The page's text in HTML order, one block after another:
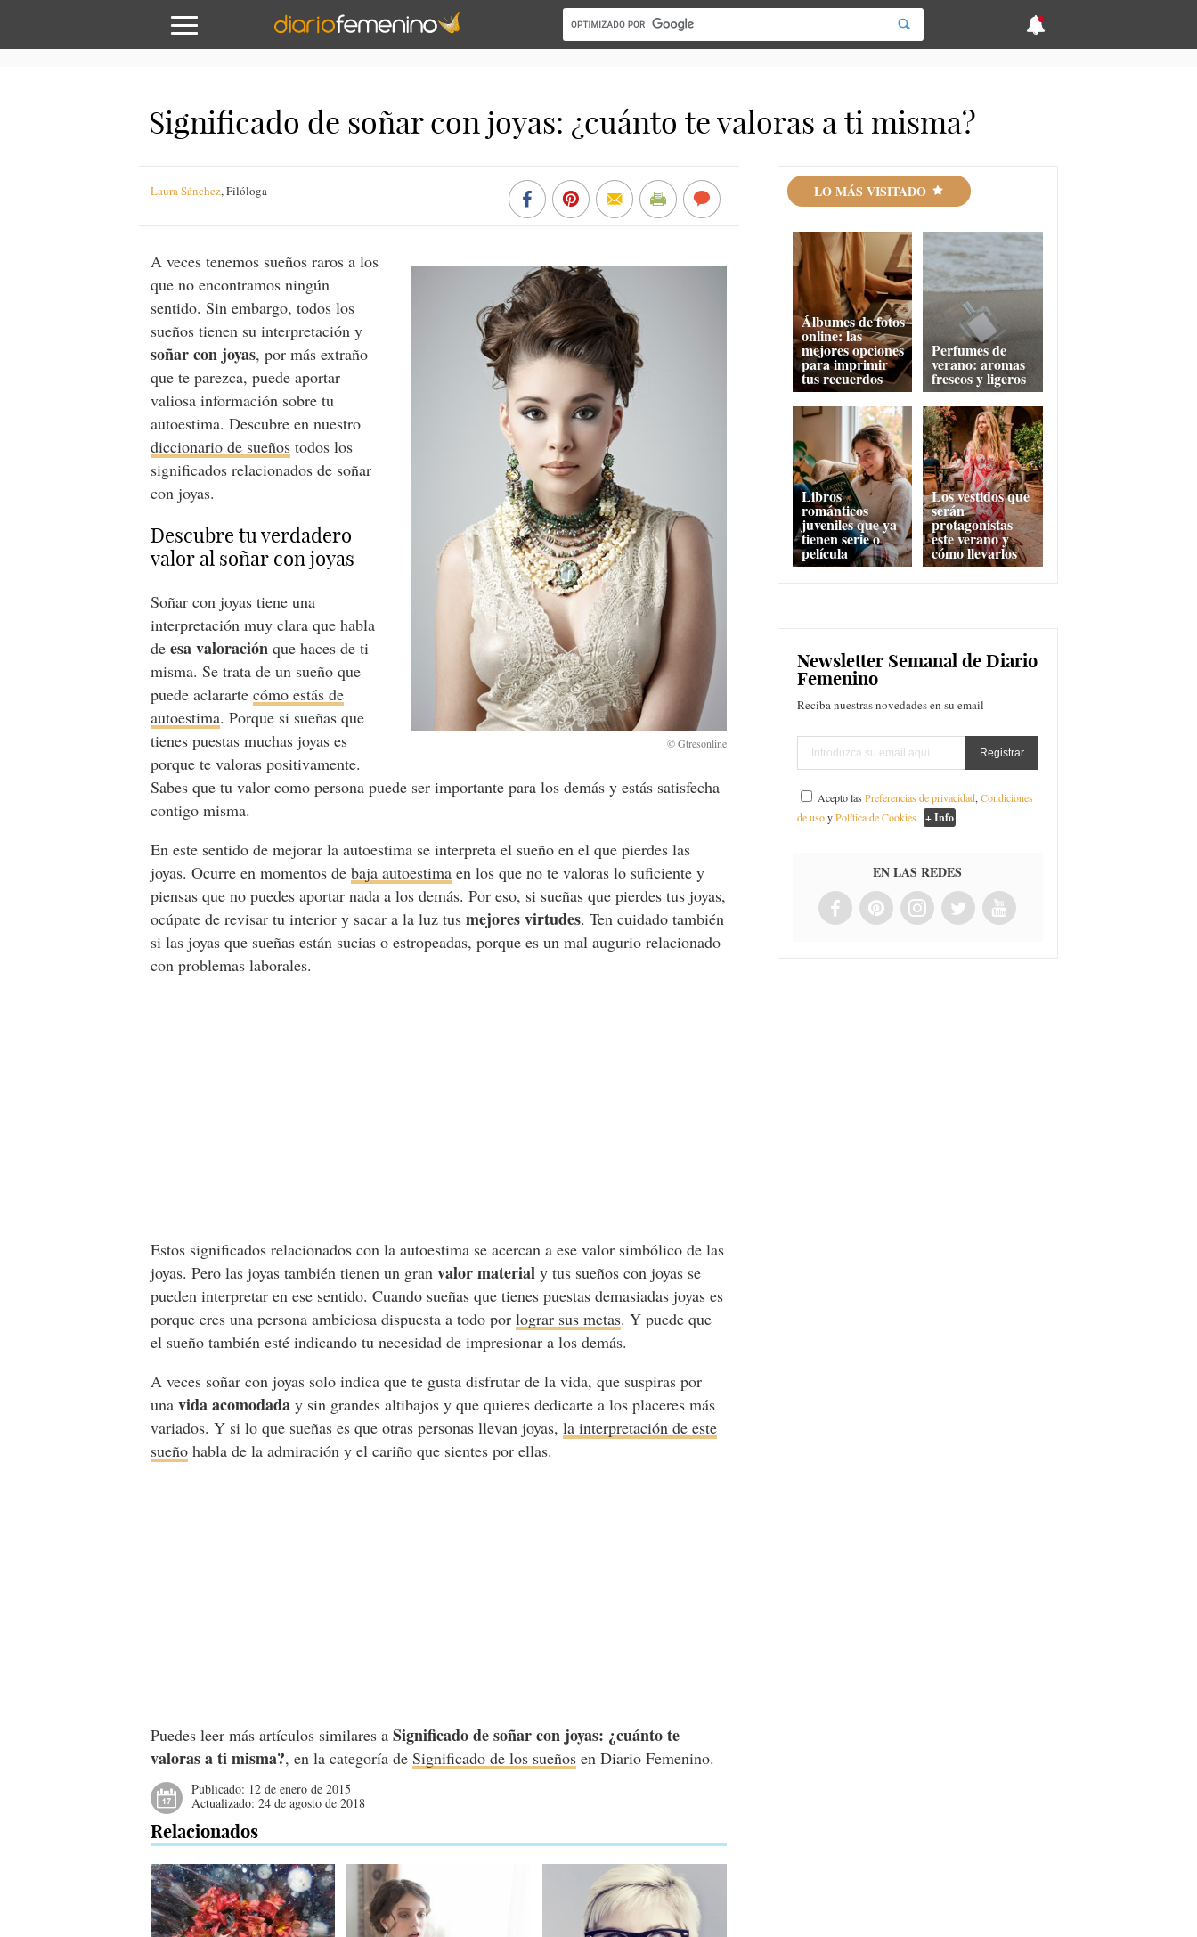
Significado de soñar con joyas: ¿cuánto te valoras a ti misma?
Laura Sánchez,Filóloga
A veces tenemos sueños raros a los
que no encontramos ningún
sentido. Sin embargo, todos los
sueños tienen su interpretación y
soñar con joyas, por más extraño
que te parezca, puede aportar
valiosa información sobre tu
autoestima. Descubre en nuestro
diccionario de sueños todos los
significados relacionados de soñar
con joyas.
Descubre tu verdadero
valor al soñar con joyas
Soñar con joyas tiene una
interpretación muy clara que habla
deesa valoración que haces de ti
misma. Se trata de un sueño que
puede aclarartecómo estás de
autoestima. Porque si sueñas que
tienes puestas muchas joyas es
porque te valoras positivamente.
Sabes que tu valor como persona puede ser importante para los demás y estás satisfecha
contigo misma.
En este sentido de mejorar la autoestima se interpreta el sueño en el que pierdes las
joyas. Ocurre en momentos debaja autoestima en los que no te valoras lo suficiente y
piensas que no puedes aportar nada a los demás. Por eso, si sueñas que pierdes tus joyas,
ocúpate de revisar tu interior y sacar a la luz tusmejores virtudes. Ten cuidado también
si las joyas que sueñas están sucias o estropeadas, porque es un mal augurio relacionado
con problemas laborales.
Estos significados relacionados con la autoestima se acercan a ese valor simbólico de las
joyas. Pero las joyas también tienen un granvalor material y tus sueños con joyas se
pueden interpretar en ese sentido. Cuando sueñas que tienes puestas demasiadas joyas es
porque eres una persona ambiciosa dispuesta a todo porlograr sus metas. Y puede que
el sueño también esté indicando tu necesidad de impresionar a los demás.
A veces soñar con joyas solo indica que te gusta disfrutar de la vida, que suspiras por
unavida acomodada y sin grandes altibajos y que quieres dedicarte a los placeres más
variados. Y si lo que sueñas es que otras personas llevan joyas,la interpretación de este
sueño habla de la admiración y el cariño que sientes por ellas.
Puedes leer más artículos similares aSignificado de soñar con joyas: ¿cuánto te
valoras a ti misma?, en la categoría deSignificado de los sueños en Diario Femenino.
Publicado: 12 de enero de 2015
Actualizado:24 de agosto de 2018
Relacionados
LO MÁS VISITADO
Álbumes de fotos
online: las
mejores opciones
para imprimir
tus recuerdos
Perfumes de
verano: aromas
frescos y ligeros
Libros
románticos
juveniles que ya
tienen serie o
película
Los vestidos que
serán
protagonistas
este verano y
cómo llevarlos
Newsletter Semanal de Diario
Femenino
Reciba nuestras novedades en su email
Acepto lasPreferencias de privacidad,Condiciones
de usoyPolítica de Cookies + Info
EN LAS REDES